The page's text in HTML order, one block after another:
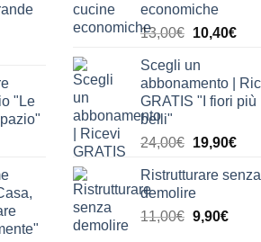
"Le
economiche
13,00€ Il
originale
era:
13,00€.
10,40€Il
è:
Scegli un
abbonamento |
GRATIS "I fiori più
belli"
24,00€ Il
originale
era:
24,00€.
19,90€Il
Ristrutturare senza
demolire
11,00€ Il
9,90€Il